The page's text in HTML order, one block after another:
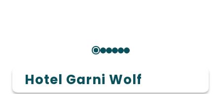
Hotel Garni Wolf